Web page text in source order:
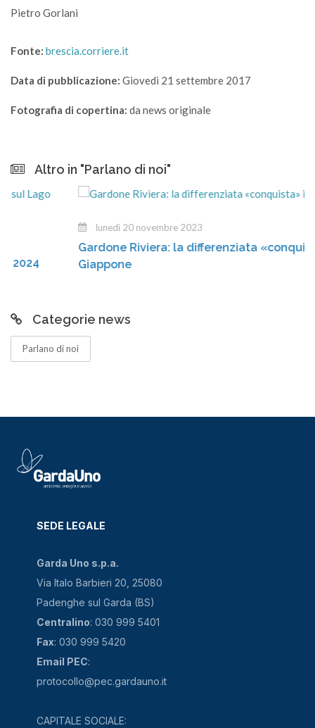
Pietro Gorlani
Fonte: brescia.corriere.it
Data di pubblicazione: Giovedi 21 settembre 2017
Fotografia di copertina: da news originale
Altro in "Parlano di noi"
lunedì 20 novembre 2023
Gardone Riviera: la differenziata «conquista» il
Giappone
Categorie news
Parlano di noi
SEDE LEGALE
Garda Uno s.p.a.
Via Italo Barbieri 20, 25080
Padenghe sul Garda (BS)
Centralino: 030 999 5401
Fax: 030 999 5420
Email PEC:
protocollo@pec.gardauno.it
CAPITALE SOCIALE: